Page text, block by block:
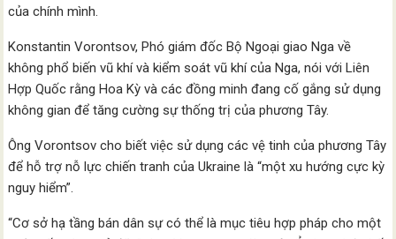
của chính mình.
Konstantin Vorontsov, Phó giám đốc Bộ Ngoại giao Nga về
không phổ biến vũ khí và kiểm soát vũ khí của Nga, nói với Liên
Hợp Quốc rằng Hoa Kỳ và các đồng minh đang cố gắng sử dụng
không gian để tăng cường sự thống trị của phương Tây.
Ông Vorontsov cho biết việc sử dụng các vệ tinh của phương Tây
để hỗ trợ nỗ lực chiến tranh của Ukraine là “một xu hướng cực kỳ
nguy hiểm”.
“Cơ sở hạ tầng bán dân sự có thể là mục tiêu hợp pháp cho một